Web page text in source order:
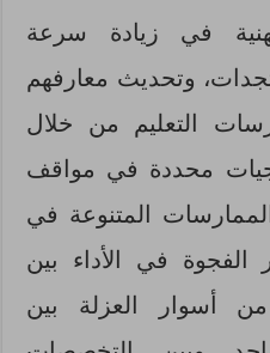
في زيادة سرعة
وتحديث معارفهم
التعليم من خلال
محددة في مواقف
المتنوعة في
الفجوة في الأداء بين
أسوار العزلة بين